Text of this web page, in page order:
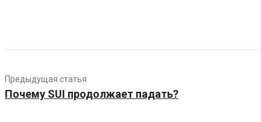
Предыдущая статья
Почему SUI продолжает падать?